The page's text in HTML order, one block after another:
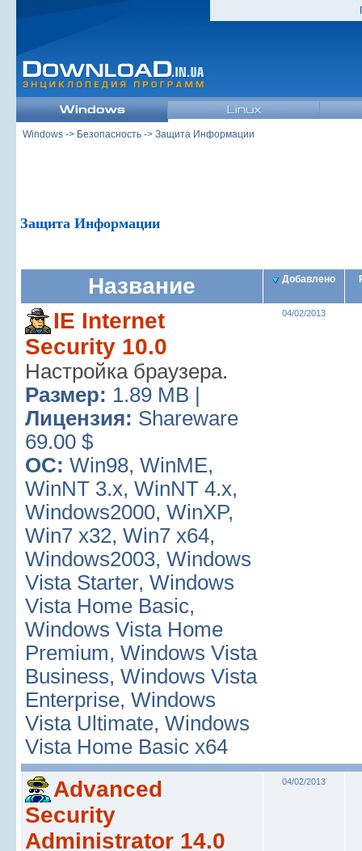
Windows -> Безопасность -> Защита Информации
Защита Информации
Название Добавлено
IE Internet
Security 10.0
Настройка браузера.
Размер: 1.89 MB |
Лицензия: Shareware
69.00 $
ОС: Win98, WinME,
WinNT 3.x, WinNT 4.x,
Windows2000, WinXP,
Win7 x32, Win7 x64,
Windows2003, Windows
Vista Starter, Windows
Vista Home Basic,
Windows Vista Home
Premium, Windows Vista
Business, Windows Vista
Enterprise, Windows
Vista Ultimate, Windows
Vista Home Basic x64
04/02/2013
Advanced
Security
Administrator 14.0
04/02/2013